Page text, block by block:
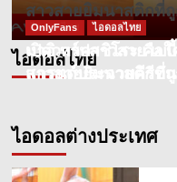
สาวสายยิมนาสติกที่
ไอดอลไทย
ไอดอลไทย
มาอิ ทาคาชิโระ คือใ
สาวสายยิมนาสติกที่ถู
OnlyFans ไอดอลไทย
เปิดวาร์ปสาวสวย เบ
แกรนด์ประจวบคีรีขัน
ไอดอลต่างประเทศ
4
เปิ
ค
5
ฉาย